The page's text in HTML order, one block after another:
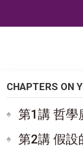
CHAPTERS ON
第1講 哲學
第2講 假設